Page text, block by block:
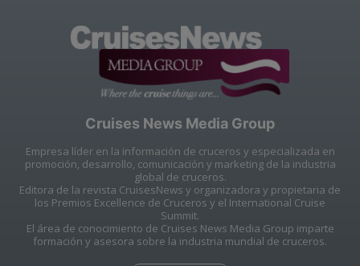
Cruises News Media Group
Empresa líder en la información de cruceros y especializada en
promoción, desarrollo, comunicación y marketing de la industria
global de cruceros.
Editora de la revista CruisesNews y organizadora y propietaria de
los Premios Excellence de Cruceros y el International Cruise
Summit.
El área de conocimiento de Cruises News Media Group imparte
formación y asesora sobre la industria mundial de cruceros.